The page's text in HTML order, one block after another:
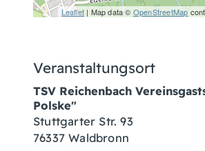
Leaflet| Map data © OpenStreetMap
Veranstaltungsort
TSV Reichenbach
Polske"
Stuttgarter Str. 93
76337 Waldbronn